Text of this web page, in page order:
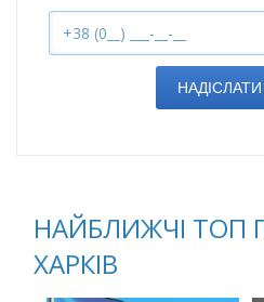
НАЙБЛИЖЧІ ТОП
ХАРКІВ